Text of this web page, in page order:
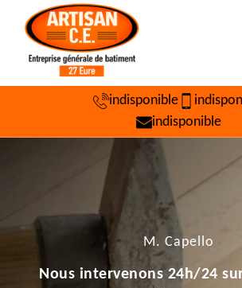
indisponible
indisponible
M. Capello
Nous intervenons 24h/24